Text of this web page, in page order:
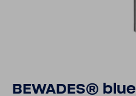
BEWADES® blue